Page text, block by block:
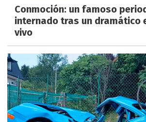
Conmoción: un famoso
internado tras un dramático
vivo